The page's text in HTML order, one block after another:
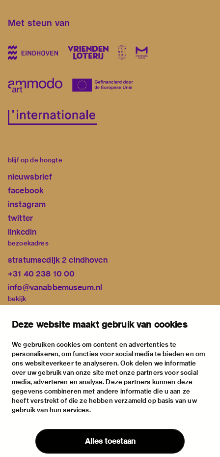
Deze website maakt gebruik van cookies
We gebruiken cookies om content en advertenties te
personaliseren, om functies voor social media te bieden en om
ons websiteverkeer te analyseren. Ook delen we informatie
over uw gebruik van onze site met onze partners voor social
media, adverteren en analyse. Deze partners kunnen deze
gegevens combineren met andere informatie die u aan ze
heeft verstrekt of die ze hebben verzameld op basis van uw
gebruik van hun services.
Alles toestaan
Met steun van
blijf op de hoogte
nieuwsbrief
facebook
instagram
twitter
linkedin
bezoekadres
stratumsedijk 2 eindhoven
+31 40 238 10 00
info@vanabbemuseum.nl
bekijk
activiteiten
praktische informatie
over
het museum
de collectie
fondsen & partners
huisregels
privacy & cookies